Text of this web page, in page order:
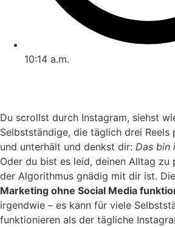
10:14 a.m.
Du scrollst durch Instagram, siehst
Selbstständige, die täglich drei
und unterhält und denkst dir: Das bin
Oder du bist es leid, deinen Alltag zu
der Algorithmus gnädig mit dir ist.
Marketing ohne Social Media
irgendwie – es kann für viele
funktionieren als der tägliche